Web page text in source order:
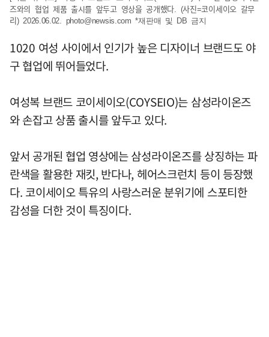
즈와의 협업 제품 출시를 앞두고 영상을 공개했다. (사진=코이세이오 갈무
리) 2026.06.02. photo@newsis.com *재판매 및 DB 금지
1020 여성 사이에서 인기가 높은 디자이너 브랜드도 야
구 협업에 뛰어들었다.
여성복 브랜드 코이세이오(COYSEIO)는 삼성라이온즈
와 손잡고 상품 출시를 앞두고 있다.
앞서 공개된 협업 영상에는 삼성라이온즈를 상징하는 파
란색을 활용한 재킷, 반다나, 헤어스크런치 등이 등장했
다. 코이세이오 특유의 사랑스러운 분위기에 스포티한
감성을 더한 것이 특징이다.